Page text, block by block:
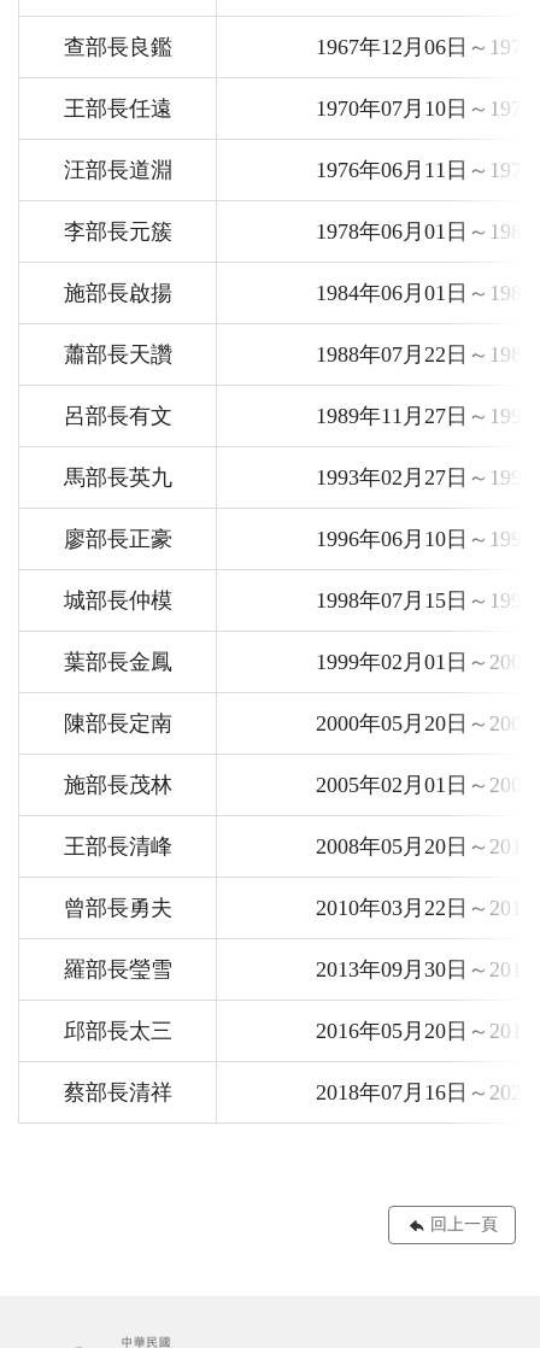
查部長良鑑 1967年12月06日～
王部長任遠 1970年07月10日～
汪部長道淵 1976年06月11日～
李部長元簇 1978年06月01日～
施部長啟揚 1984年06月01日～
蕭部長天讚 1988年07月22日～
呂部長有文 1989年11月27日～
馬部長英九 1993年02月27日～
廖部長正豪 1996年06月10日～
城部長仲模 1998年07月15日～
葉部長金鳳 1999年02月01日～
陳部長定南 2000年05月20日～
施部長茂林 2005年02月01日～
王部長清峰 2008年05月20日～
曾部長勇夫 2010年03月22日～
羅部長瑩雪 2013年09月30日～
邱部長太三 2016年05月20日～
蔡部長清祥 2018年07月16日～
回上一頁